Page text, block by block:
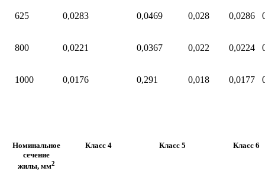
625 0,0283 0,0469 0,028 0,0286
800 0,0221 0,0367 0,022 0,0224
1000 0,0176 0,291 0,018 0,0177
Номинальное
сечение
жилы, мм2
Класс 4 Класс 5 Класс 6